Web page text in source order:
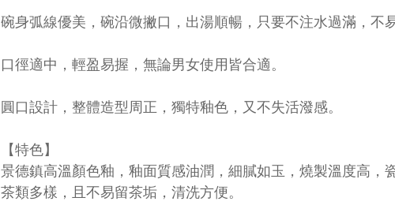
碗身弧線優美，碗沿微撇口，出湯順暢，只要不注水過滿，不
口徑適中，輕盈易握，無論男女使用皆合適。
圓口設計，整體造型周正，獨特釉色，又不失活潑感。
【特色】
景德鎮高溫顏色釉，釉面質感油潤，細膩如玉，燒製溫度高，
茶類多樣，且不易留茶垢，清洗方便。